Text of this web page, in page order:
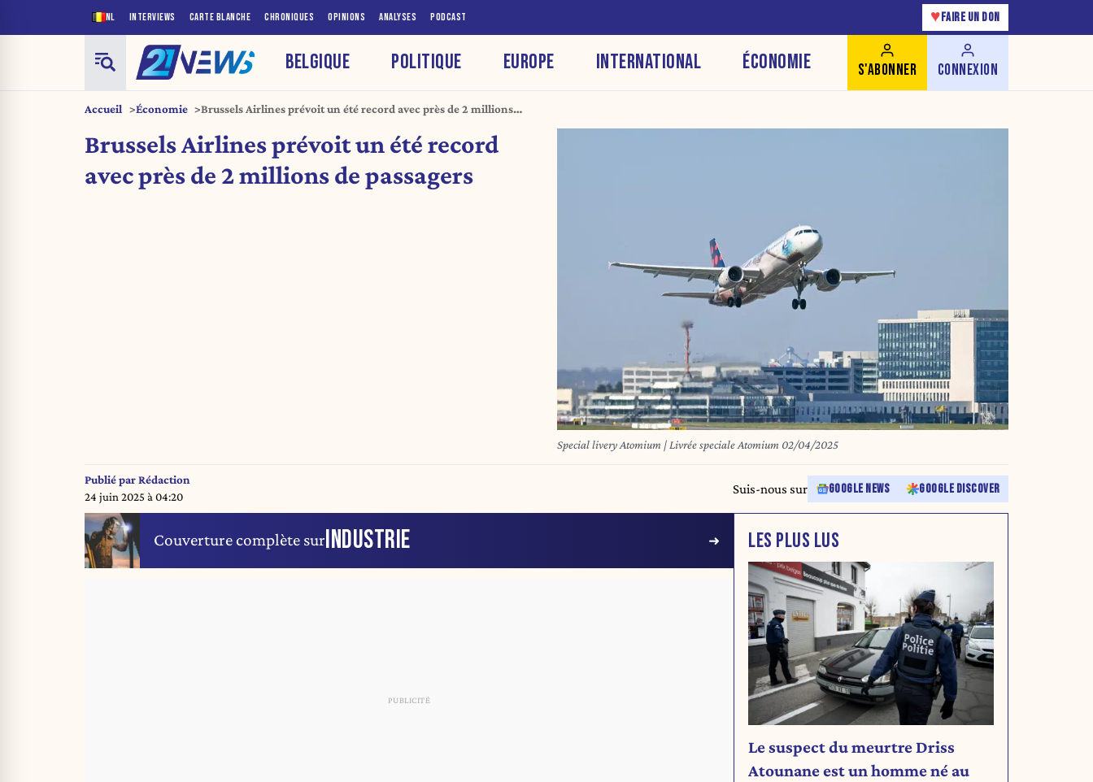
NL INTERVIEWS CARTE BLANCHE CHRONIQUES OPINIONS ANALYSES PODCAST ♥ FAIRE UN DON
BELGIQUE POLITIQUE EUROPE INTERNATIONAL ÉCONOMIE S'ABONNER CONNEXION
Accueil Économie
Brussels Airlines prévoit un été record avec près de 2 millions
Brussels Airlines prévoit un été record
avec près de 2 millions de passagers
Special livery Atomium | Livrée speciale Atomium 02/04/2025
Publié parRédaction
24 juin 2025 à 04:20
Suis-nous sur GOOGLE NEWS GOOGLE DISCOVER
Couverture complète surINDUSTRIE LES PLUS LUS
Le suspect du meurtre Driss
Atounane est un homme né au